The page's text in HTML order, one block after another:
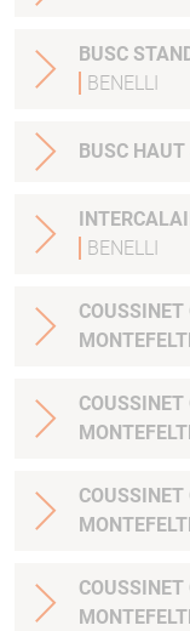
BUSC
BENELLI
BUSC
BENELLI
COUSSINET
COUSSINET
COUSSINET
COUSSINET